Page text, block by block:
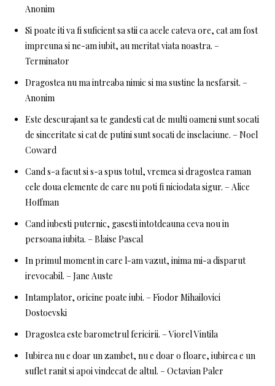
Anonim
Si poate iti va fi suficient sa stii ca acele cateva ore, cat am fost
impreuna si ne-am iubit, au meritat viata noastra. –
Terminator
Dragostea nu ma intreaba nimic si ma sustine la nesfarsit. –
Anonim
Este descurajant sa te gandesti cat de multi oameni sunt socati
de sinceritate si cat de putini sunt socati de inselaciune. – Noel
Coward
Cand s-a facut si s-a spus totul, vremea si dragostea raman
cele doua elemente de care nu poti fi niciodata sigur. – Alice
Hoffman
Cand iubesti puternic, gasesti intotdeauna ceva nou in
persoana iubita. – Blaise Pascal
In primul moment in care l-am vazut, inima mi-a disparut
irevocabil. – Jane Auste
Intamplator, oricine poate iubi. – Fiodor Mihailovici
Dostoevski
Dragostea este barometrul fericirii. – Viorel Vintila
Iubirea nu e doar un zambet, nu e doar o floare, iubirea e un
suflet ranit si apoi vindecat de altul. – Octavian Paler